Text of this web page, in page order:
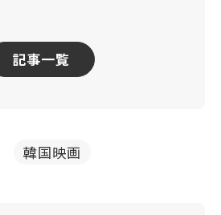
記事一覧
韓国映画